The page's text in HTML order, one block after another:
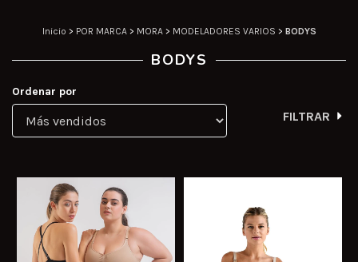
Inicio > POR MARCA > MORA > MODELADORES VARIOS > BODYS
BODYS
Ordenar por
FILTRAR